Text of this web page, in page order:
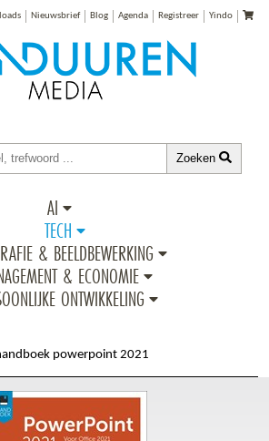
Nieuwsbrief Blog Agenda Registreer Yindo
Zoeken
AI
TECH
& BEELDBEWERKING
& ECONOMIE
ONTWIKKELING
powerpoint 2021